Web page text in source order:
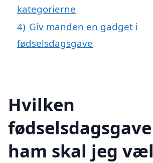
kategorierne
4) Giv manden en gadget i
fødselsdagsgave
Hvilken
ham skal jeg